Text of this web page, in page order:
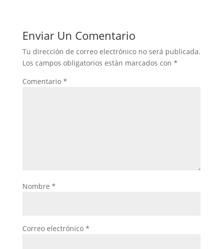
Enviar Un Comentario
Tu dirección de correo electrónico no será publicada.
Los campos obligatorios están marcados con *
Comentario *
Nombre *
Correo electrónico *